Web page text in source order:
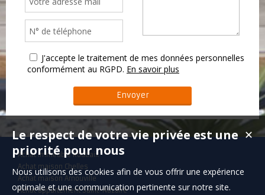
J'accepte le traitement de mes données personnelles
conformément au RGPD. En savoir plus
Achat immeuble Roubaix
Achat maison Chelles
Achat maison Arnouville
Achat appartement Saint-Nazaire
✕
Le respect de votre vie privée est une
priorité pour nous
Nous utilisons des cookies afin de vous offrir une expérience
optimale et une communication pertinente sur notre site.